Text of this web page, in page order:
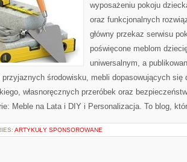
wyposażeniu pokoju
oraz funkcjonalnych
główny przekaz serwisu
poświęcone meblom
uniwersalnym, a
przyjaznych środowisku, mebli dopasowujących się
własnoręcznych przeróbek oraz
Meble na Lata i DIY i Personalizacja. To blog,
ARTYKUŁY SPONSOROWANE